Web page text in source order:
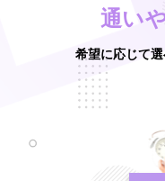
通い
希望に応じて